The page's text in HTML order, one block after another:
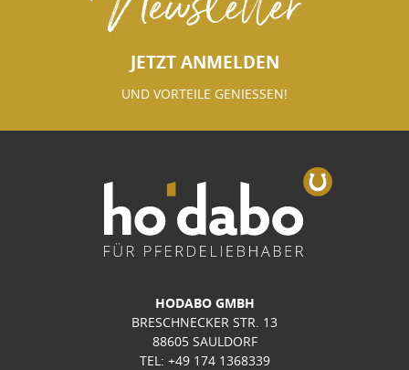
JETZT ANMELDEN
UND VORTEILE GENIESSEN!
HODABO GMBH
BRESCHNECKER STR. 13
88605 SAULDORF
TEL: +49 174 1368339